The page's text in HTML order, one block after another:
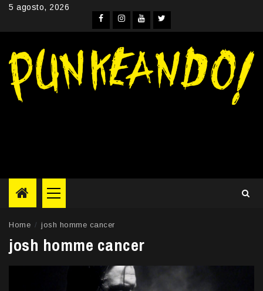
Skip5 agosto, 2026
Facebook
Instagram
YouTube
Twitter
Primary
Menu
Home josh homme cancer
josh homme cancer